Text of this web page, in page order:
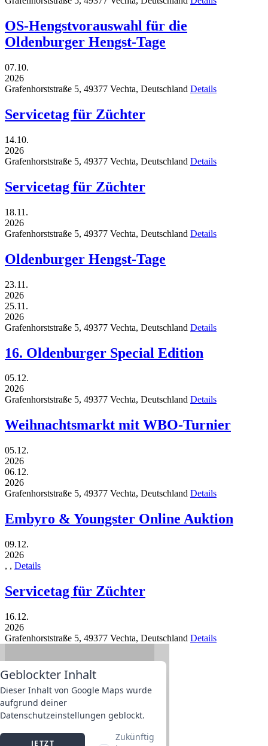
OS-Hengstvorauswahl für die
Oldenburger Hengst-Tage
07.10.
2026
Grafenhorststraße 5, 49377 Vechta, Deutschland Details
Servicetag für Züchter
14.10.
2026
Grafenhorststraße 5, 49377 Vechta, Deutschland Details
Servicetag für Züchter
18.11.
2026
Grafenhorststraße 5, 49377 Vechta, Deutschland Details
Oldenburger Hengst-Tage
23.11.
2026
25.11.
2026
Grafenhorststraße 5, 49377 Vechta, Deutschland Details
16. Oldenburger Special Edition
05.12.
2026
Grafenhorststraße 5, 49377 Vechta, Deutschland Details
Weihnachtsmarkt mit WBO-Turnier
05.12.
2026
06.12.
2026
Grafenhorststraße 5, 49377 Vechta, Deutschland Details
Embyro & Youngster Online Auktion
09.12.
2026
, , Details
Servicetag für Züchter
16.12.
2026
Grafenhorststraße 5, 49377 Vechta, Deutschland Details